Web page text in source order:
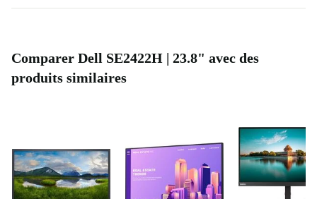
Comparer Dell SE2422H | 23.8" avec des
produits similaires